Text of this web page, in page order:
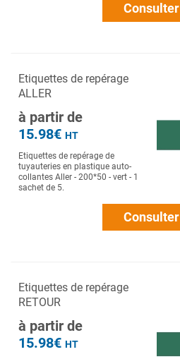
Consulter
Etiquettes de repérage
ALLER
à partir de
15.98€ HT
Etiquettes de repérage de
tuyauteries en plastique auto-
collantes Aller - 200*50 - vert - 1
sachet de 5.
Consulter
Etiquettes de repérage
RETOUR
à partir de
15.98€ HT